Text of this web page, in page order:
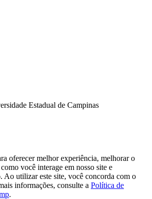
Estadual de Campinas
oferecer melhor experiência, melhorar o
você interage em nosso site e
Ao utilizar este site, você concorda com o
informações, consulte a Política de
.